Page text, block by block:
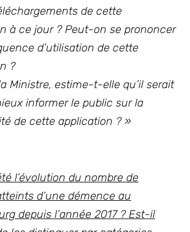
de cette
à ce jour ? Peut-on se prononcer
d’utilisation de cette
?
Ministre, estime-t-elle qu’il serait
informer le public sur la
de cette application ? »
l’évolution du nombre de
d’une démence au
depuis l’année 2017 ? Est-il